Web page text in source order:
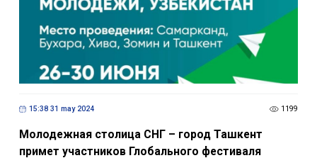
15:38 31 may 2024 1199
Молодежная столица СНГ – город Ташкент
примет участников Глобального фестиваля